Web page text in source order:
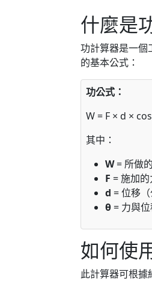
什麼是
功計算器是一個
的基本公式：
功公式：
W = F × d ×
其中：
W= 所做的
F = 施加的
d = 位移（
θ= 力與位
如何使
此計算器可根據